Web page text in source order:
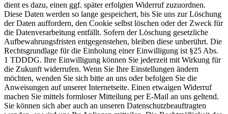
dient es dazu, einen ggf. später erfolgten Widerruf zuzuordnen.
Diese Daten werden so lange gespeichert, bis Sie uns zur Löschung
der Daten auffordern, den Cookie selbst löschen oder der Zweck für
die Datenverarbeitung entfällt. Sofern der Löschung gesetzliche
Aufbewahrungsfristen entgegenstehen, bleiben diese unberührt. Die
Rechtsgrundlage für die Einholung einer Einwilligung ist §25 Abs.
1 TDDDG. Ihre Einwilligung können Sie jederzeit mit Wirkung für
die Zukunft widerrufen. Wenn Sie Ihre Einstellungen ändern
möchten, wenden Sie sich bitte an uns oder befolgen Sie die
Anweisungen auf unserer Internetseite. Einen etwaigen Widerruf
machen Sie mittels formloser Mitteilung per E-Mail an uns geltend.
Sie können sich aber auch an unseren Datenschutzbeauftragten